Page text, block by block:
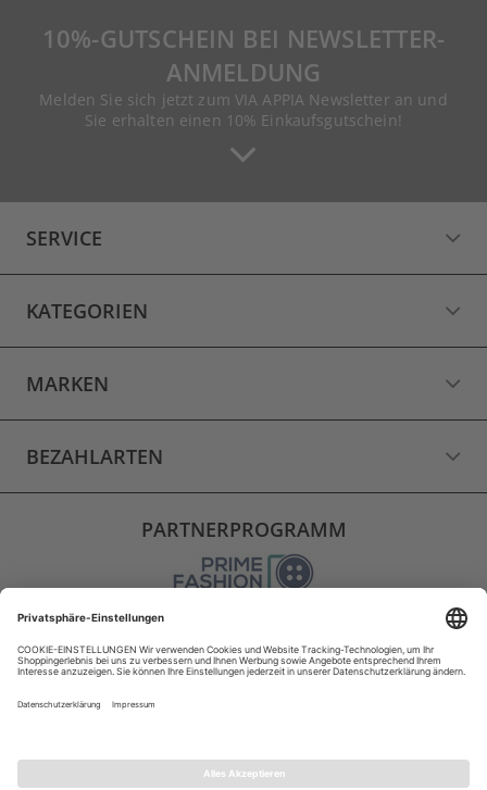
10%-GUTSCHEIN BEI NEWSLETTER-
ANMELDUNG
Melden Sie sich jetzt zum VIA APPIA Newsletter an und
Sie erhalten einen 10% Einkaufsgutschein!
SERVICE
KATEGORIEN
MARKEN
BEZAHLARTEN
PARTNERPROGRAMM
VERSAND